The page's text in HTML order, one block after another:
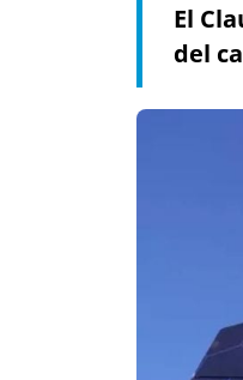
El
del